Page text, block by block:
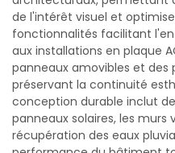
de l'intérêt visuel et
fonctionnalités facilitant
aux installations en plaque
panneaux amovibles et
préservant la continuité
conception durable inclut
panneaux solaires, les
récupération des eaux